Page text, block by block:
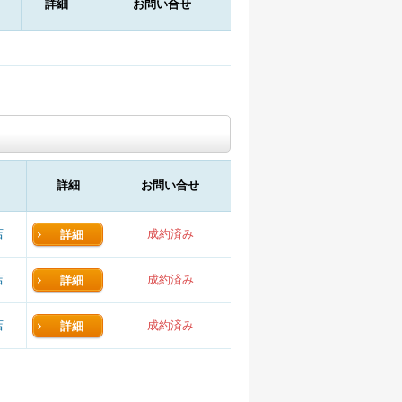
詳細 お問い合せ
詳細 お問い合せ
詳細 成約済み
詳細 成約済み
詳細 成約済み